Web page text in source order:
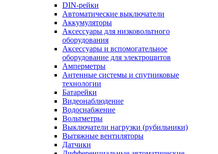
DIN-рейки
Автоматические выключатели
Аккумуляторы
Аксессуары для низковольтного
оборудования
Аксессуары и вспомогательное
оборудование для электрощитов
Амперметры
Антенные системы и спутниковые
технологии
Батарейки
Видеонаблюдение
Водоснабжение
Вольтметры
Выключатели нагрузки (рубильники)
Вытяжные вентиляторы
Датчики